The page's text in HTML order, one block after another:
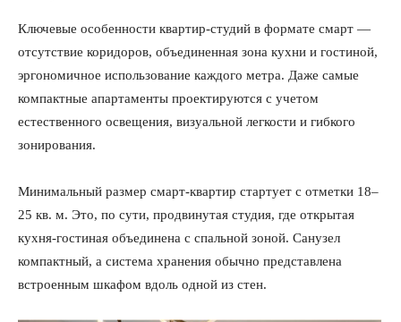
Ключевые особенности квартир-студий в формате смарт —
отсутствие коридоров, объединенная зона кухни и гостиной,
эргономичное использование каждого метра. Даже самые
компактные апартаменты проектируются с учетом
естественного освещения, визуальной легкости и гибкого
зонирования.
Минимальный размер смарт-квартир стартует с отметки 18–
25 кв. м. Это, по сути, продвинутая студия, где открытая
кухня-гостиная объединена с спальной зоной. Санузел
компактный, а система хранения обычно представлена
встроенным шкафом вдоль одной из стен.